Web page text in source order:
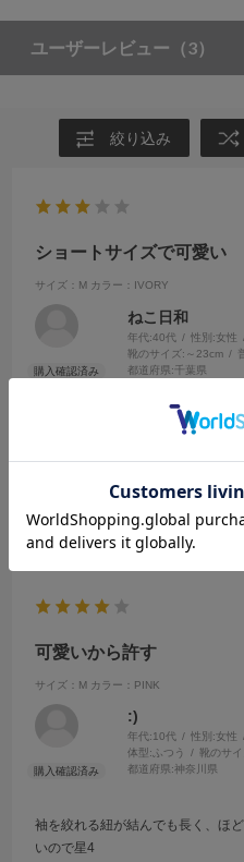
ユーザーレビュー （3）
絞り込み
ショートサイズで可愛い
サイズ：M カラー：IVORY
ねこ日和
年代:40代 性別:女性
靴のサイズ: ～23cm
都道府県:千葉県
腕のリボンがもう少し短くても良
可愛いから許す
サイズ：M カラー：PINK
:)
年代:10代 性別:女性
体型: ふつう 靴のサ
都道府県:神奈川県
袖を絞れる紐が結んでも長く、ほ
いので星4